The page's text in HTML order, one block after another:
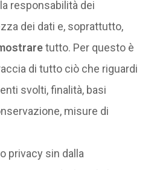
responsabilità dei
dei dati e, soprattutto,
tutto. Per questo è
di tutto ciò che riguardi
svolti, finalità, basi
misure di
o privacy sin dalla